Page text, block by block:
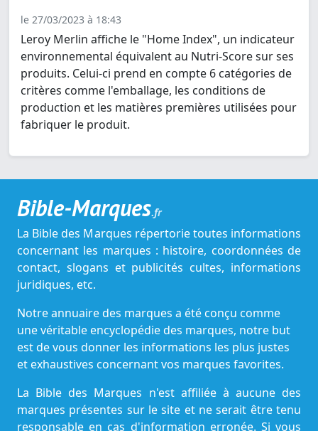
le 27/03/2023 à 18:43
Leroy Merlin affiche le "Home Index", un indicateur
environnemental équivalent au Nutri-Score sur ses
produits. Celui-ci prend en compte 6 catégories de
critères comme l'emballage, les conditions de
production et les matières premières utilisées pour
fabriquer le produit.
Bible-Marques.fr
La Bible des Marques répertorie toutes informations
concernant les marques : histoire, coordonnées de
contact, slogans et publicités cultes, informations
juridiques, etc.
Notre annuaire des marques a été conçu comme
une véritable encyclopédie des marques, notre but
est de vous donner les informations les plus justes
et exhaustives concernant vos marques favorites.
La Bible des Marques n'est affiliée à aucune des
marques présentes sur le site et ne serait être tenu
responsable en cas d'information erronée. Si vous